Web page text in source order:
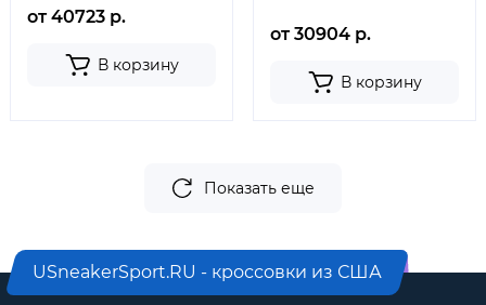
от 40723 р.
В корзину
от 30904 р.
В корзину
Показать еще
USneakerSport.RU - кроссовки из США